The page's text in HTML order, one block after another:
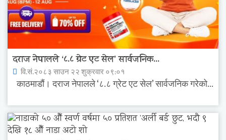
दराज नेपालले ‘८.८ ग्रेट एट सेल’ सार्वजनिक...
वि.सं.२०८३ साउन २२ शुक्रवार ०९:०१
काठमाडौं। दराज नेपालले ‘८.८ ग्रेट एट सेल’ सार्वजनिक गरेको...